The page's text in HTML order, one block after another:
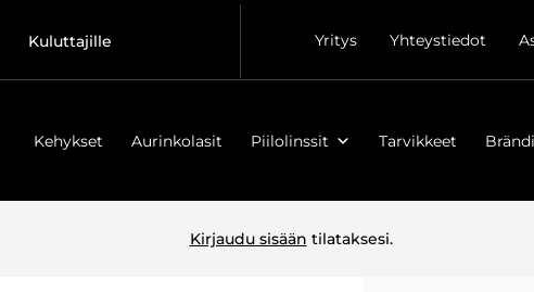
Kuluttajille Yritys Yhteystiedot
Kehykset Aurinkolasit Piilolinssit Tarvikkeet
Kirjaudu sisään tilataksesi.